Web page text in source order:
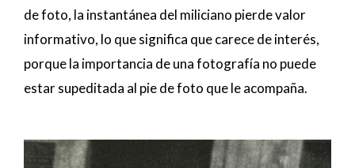
de foto, la instantánea del miliciano pierde valor
informativo, lo que significa que carece de interés,
porque la importancia de una fotografía no puede
estar supeditada al pie de foto que le acompaña.